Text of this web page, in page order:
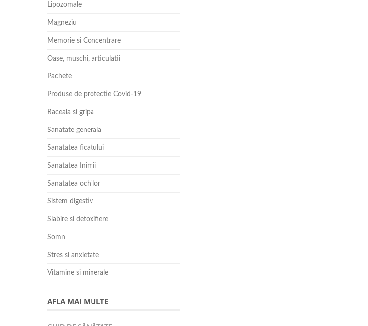
Lipozomale
Magneziu
Memorie si Concentrare
Oase, muschi, articulatii
Pachete
Produse de protectie Covid-19
Raceala si gripa
Sanatate generala
Sanatatea ficatului
Sanatatea Inimii
Sanatatea ochilor
Sistem digestiv
Slabire si detoxifiere
Somn
Stres si anxietate
Vitamine si minerale
AFLA MAI MULTE